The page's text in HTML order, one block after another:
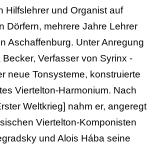
Hilfslehrer und Organist auf
Dörfern, mehrere Jahre Lehrer
Aschaffenburg. Unter Anregung
Verfasser von Syrinx -
neue Tonsysteme, konstruierte
Viertelton-Harmonium. Nach
Weltkrieg] nahm er, angeregt
Viertelton-Komponisten
und Alois Hába seine